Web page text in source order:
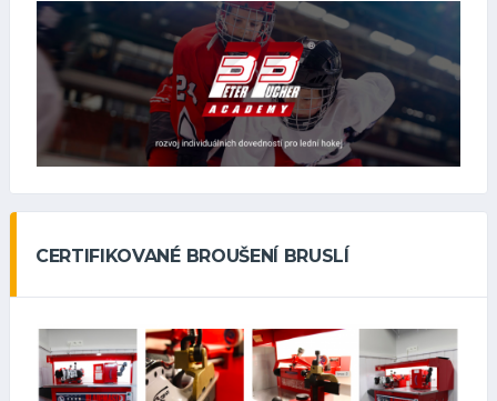
CERTIFIKOVANÉ BROUŠENÍ BRUSLÍ